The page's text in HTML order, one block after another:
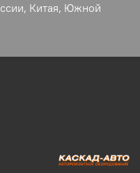
Китая, Южной